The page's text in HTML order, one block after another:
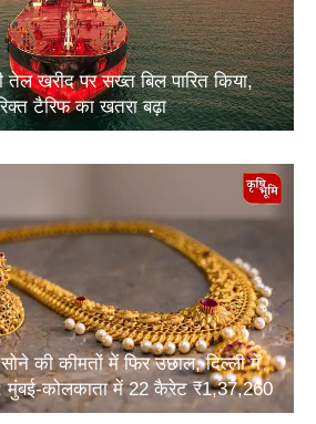
खरीद पर सख्त बिल पारित किया,
टैरिफ का खतरा बढ़ा
की कीमतों में फिर उछाल, दिल्ली में
कोलकाता में 22 कैरेट ₹1,37,260